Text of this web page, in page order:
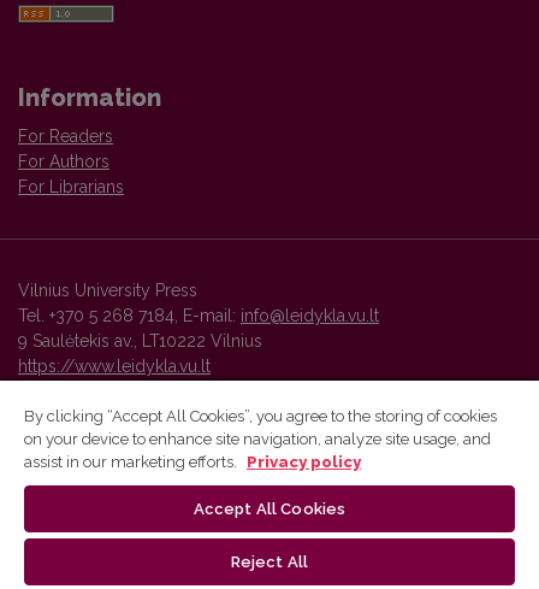
Information
For Readers
For Authors
For Librarians
Vilnius University Press
Tel. +370 5 268 7184, E-mail: info@leidykla.vu.lt
9 Saulėtekis av., LT10222 Vilnius
https://www.leidykla.vu.lt
Vilnius University Press platform and metadata are distributed by
By clicking “Accept All Cookies”, you agree to the storing of cookies
on your device to enhance site navigation, analyze site usage, and
assist in our marketing efforts.
Privacy policy
Accept All Cookies
Reject All